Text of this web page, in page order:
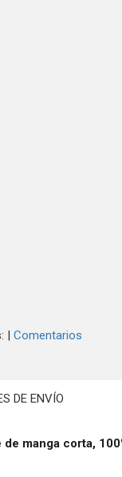
| Comentarios
DE ENVÍO
manga corta,